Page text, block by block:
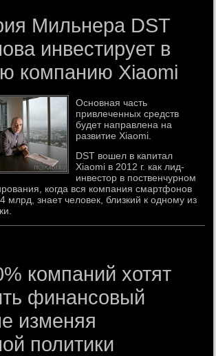
Мильнера DST
инвестирует в
компанию Xiaomi
Основная часть
привлеченных средств
будет направлена на
развитие Xiaomi.
DST вошел в капитал
Xiaomi в 2012 г. как лид-
инвестор в поственчурном
когда вся компания смартфонов
млрд, знает человек, близкий к одному из
компаний хотят
финансовый
изменяя
политики